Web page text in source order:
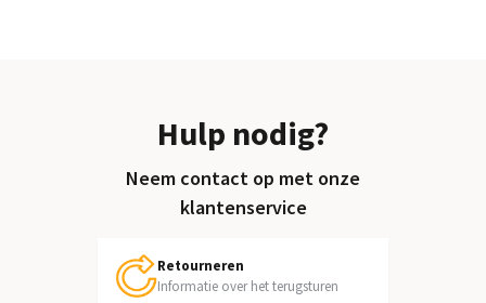
Hulp nodig?
Neem contact op met onze
klantenservice
Retourneren
Informatie over het terugsturen